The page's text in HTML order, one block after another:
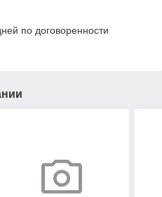
по договоренности